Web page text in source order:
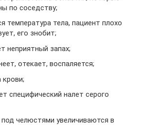
по соседству;
температура тела, пациент плохо
его знобит;
неприятный запах;
отекает, воспаляется;
крови;
специфический налет серого
челюстями увеличиваются в